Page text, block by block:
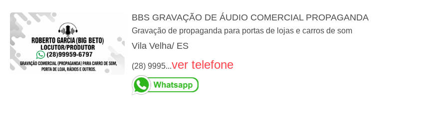
BBS GRAVAÇÃO DE ÁUDIO COMERCIAL PROPAGANDA
Gravação de propaganda para portas de lojas e carros de som
Vila Velha/ ES
(28) 9995...ver telefone